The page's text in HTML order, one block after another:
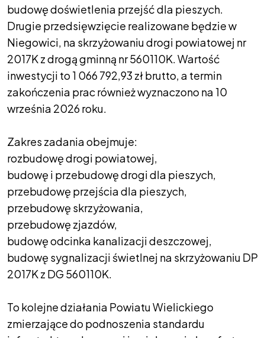
budowę doświetlenia przejść dla pieszych.
Drugie przedsięwzięcie realizowane będzie w
Niegowici, na skrzyżowaniu drogi powiatowej nr
2017K z drogą gminną nr 560110K. Wartość
inwestycji to 1 066 792,93 zł brutto, a termin
zakończenia prac również wyznaczono na 10
września 2026 roku.
Zakres zadania obejmuje:
rozbudowę drogi powiatowej,
budowę i przebudowę drogi dla pieszych,
przebudowę przejścia dla pieszych,
przebudowę skrzyżowania,
przebudowę zjazdów,
budowę odcinka kanalizacji deszczowej,
budowę sygnalizacji świetlnej na skrzyżowaniu DP
2017K z DG 560110K.
To kolejne działania Powiatu Wielickiego
zmierzające do podnoszenia standardu